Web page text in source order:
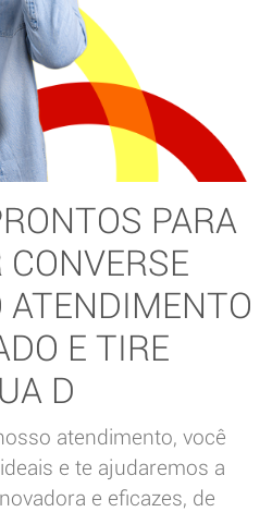
PARA
ATENDIMENTO
E TIRE
D
atendimento, você
e te ajudaremos a
e eficazes, de